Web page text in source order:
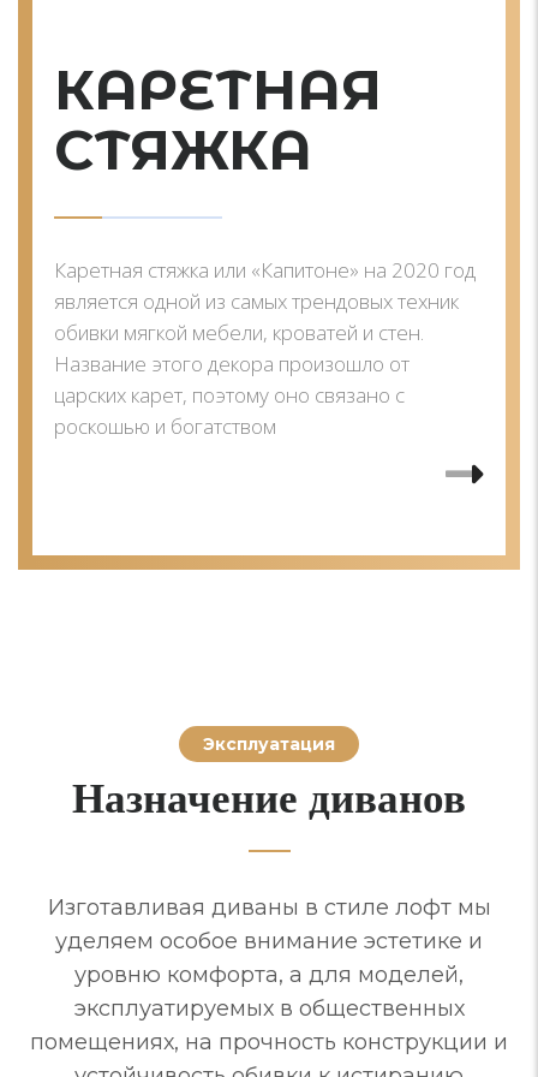
КАРЕТНАЯ
СТЯЖКА
Каретная стяжка или «Капитоне» на 2020 год
является одной из самых трендовых техник
обивки мягкой мебели, кроватей и стен.
Название этого декора произошло от
царских карет, поэтому оно связано с
роскошью и богатством
Эксплуатация
Назначение диванов
Изготавливая диваны в стиле лофт мы
уделяем особое внимание эстетике и
уровню комфорта, а для моделей,
эксплуатируемых в общественных
помещениях, на прочность конструкции и